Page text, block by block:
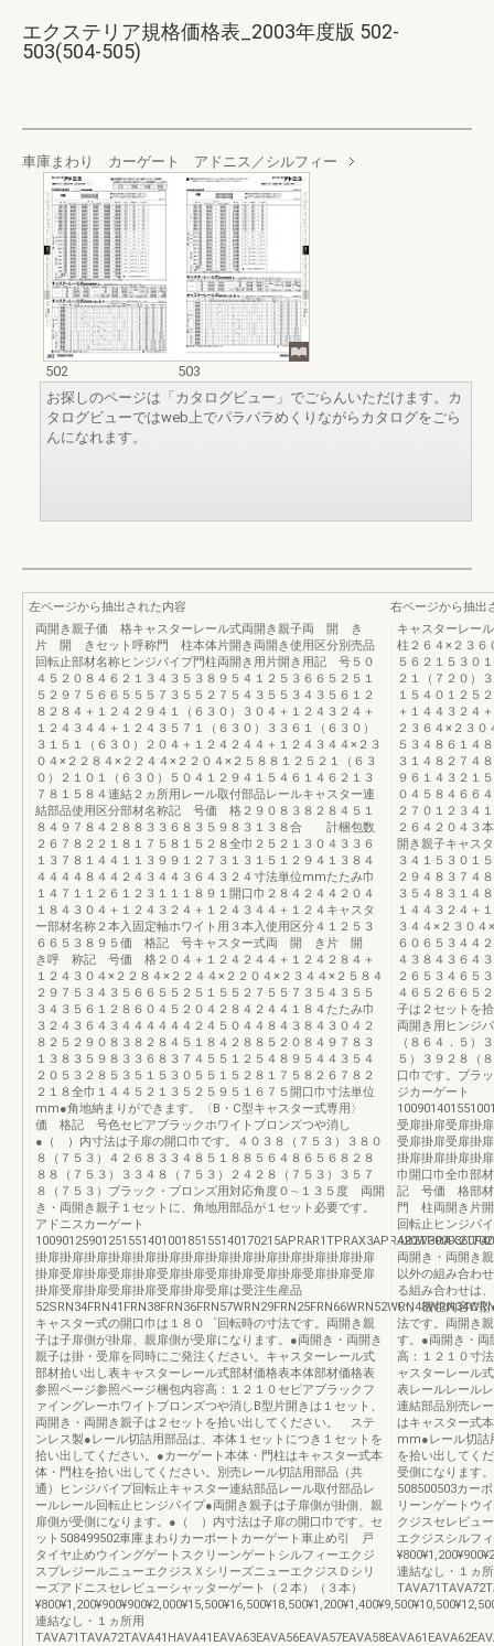
エクステリア規格価格表_2003年度版 502-
503(504-505)
車庫まわり カーゲート アドニス／シルフィー
502
503
お探しのページは「カタログビュー」でごらんいただけます。カ
タログビューではweb上でパラパラめくりながらカタログをごら
んになれます。
左ページから抽出された内容
両開き親子価 格キャスターレール式両開き親子両 開 き
片 開 きセット呼称門 柱本体片開き両開き使用区分別売品
回転止部材名称ヒンジパイプ門柱両開き用片開き用記 号５０
４５２０８４６２１３４３５３８９５４１２５３６６５２５１
５２９７５６６５５５７３５５２７５４３５５３４３５６１２
８２８４＋１２４２９４１（６３０）３０４＋１２４３２４＋
１２４３４４＋１２４３５７１（６３０）３３６１（６３０）
３１５１（６３０）２０４＋１２４２４４＋１２４３４４×２３
０４×２２８４×２２４４×２２０４×２５８８１２５２１（６３
０）２１０１（６３０）５０４１２９４１５４６１４６２１３
７８１５８４連結２ヵ所用レール取付部品レールキャスター連
結部品使用区分部材名称記 号価 格２９０８３８２８４５１
８４９７８４２８８３３６８３５９８３１３８合 計梱包数
２６７８２２１８１７５８１５２８全巾２５２１３０４３３６
１３７８１４４１１３９９１２７３１３１５１２９４１３８４
４４４４８４４２４３４４３６４３２４寸法単位mmたたみ巾
１４７１１２６１２３１１１８９１開口巾２８４２４４２０４
１８４３０４＋１２４３２４＋１２４３４４＋１２４キャスタ
ー部材名称２本入固定軸ホワイト用３本入使用区分４１２５３
６６５３８９５価 格記 号キャスター式両 開 き片 開
き呼 称記 号価 格２０４＋１２４２４４＋１２４２８４＋
１２４３０４×２２８４×２２４４×２２０４×２３４４×２５８４
２９７５３４３５６６５５２５１５５２７５５７３５４３５５
３４３５６１２８６０４５２０４２８４２４４１８４たたみ巾
３２４３６４３４４４４４４２４５０４４８４３８４３０４２
８２５２９０８３８２８４５１８４２８８５２０８４９７８３
１３８３５９８３３６８３７４５５１２５４８９５４４３５４
２０５３２８５３５１５３０５５１５２８１７５８２６７８２
２１８全巾１４４５２１３５２５９５１６７５開口巾寸法単位
mm●角地納まりができます。〈B・C型キャスター式専用〉
価 格記 号色セピアブラックホワイトブロンズつや消し
●（ ）内寸法は子扉の開口巾です。４０３８（７５３）３８０
８（７５３）４２６８３３４８５１８８５６４８６５６８２８
８８（７５３）３３４８（７５３）２４２８（７５３）３５７
８（７５３）ブラック・ブロンズ用対応角度０∼１３５度 両開
き・両開き親子１セットに、角地用部品が１セット必要です。
アドニスカーゲート
掛扉掛扉掛扉掛扉掛扉掛扉掛扉掛扉掛扉掛扉掛扉掛扉掛扉掛扉
掛扉受扉掛扉受扉掛扉受扉掛扉受扉掛扉受扉掛扉受扉掛扉受扉
掛扉受扉掛扉受扉掛扉受扉掛扉受扉は受注生産品
キャスター式の開口巾は１８０゜回転時の寸法です。両開き親
子は子扉側が掛扉、親扉側が受扉になります。●両開き・両開き
親子は掛・受扉を同時にご発注ください。キャスターレール式
部材拾い出し表キャスターレール式部材価格表本体部材価格表
参照ページ参照ページ梱包内容高：１２１０セピアブラックフ
ァイングレーホワイトブロンズつや消しB型片開きは１セット、
両開き・両開き親子は２セットを拾い出してください。 ステ
ンレス製●レール切詰用部品は、本体１セットにつき１セットを
拾い出してください。●カーゲート本体・門柱はキャスター式本
体・門柱を拾い出してください。別売レール切詰用部品（共
通）ヒンジパイプ回転止キャスター連結部品レール取付部品レ
ールレール回転止ヒンジパイプ●両開き親子は子扉側が掛側、親
扉側が受側になります。●（ ）内寸法は子扉の開口巾です。セ
ット508499502車庫まわりカーポートカーゲート車止め引 戸
タイヤ止めウイングゲートスクリーンゲートシルフィーエクジ
スプレジールニューエクジスＸシリーズニューエクジスＤシリ
ーズアドニスセレビューシャッターゲート（２本）（３本）
連結なし・１ヵ所用
右ページから抽出
キャスターレ
柱２６４×２３６
５６２１５３０
２１（７２０）
１５４０１２５
＋１４４３２４
２３６４×２３
５３４８６１４
３１４８２７４
９６１４３２１
０４５８４６６
２７０１２３４
２６４２０４３
開き親子キャ
３４１５３０１
２９４８３７４
３５４８３１４
１４４３２４＋
３４４×２３０
６０６５３４４
４３８４３６４
２６５３４６５
４６５２６６５
子は２セットを
両開き用ヒンジ
（８６４．５）
５）３９２８（
口巾です。ブラ
ジカーゲート
受扉掛扉受扉掛
受扉掛扉受扉掛
掛扉掛扉掛扉掛
巾開口巾全巾部
記 号価 格部材
門 柱両開き片開
回転止ヒンジパ
両開き・両開き
以外の組み合わ
る組み合わせは
い。梱包内容C
法です。両開き
す。●両開き・両
高：１２１０寸
ャスターレール
表レールレール
連結部品別売レ
はキャスター式
mm●レール切詰
を拾い出してく
受側になります
508500503カー
リーンゲートウ
クジスセレビュ
エクジスシルフ
連結なし・１ヵ